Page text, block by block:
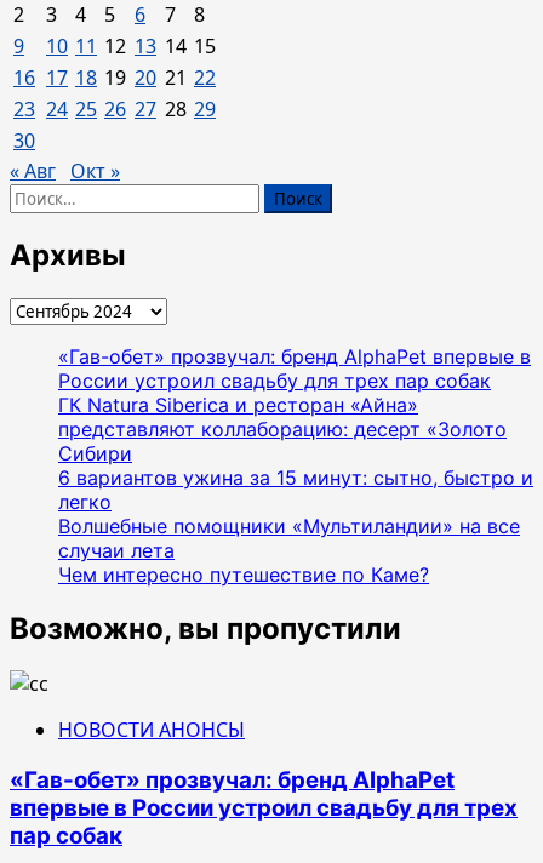
установили
всероссийский
рекорд
по
2
3 4 5 6 7
8
9
10 11 12 13 14 15
16 17 18 19 20 21 22
23 24 25 26 27 28 29
30
« Авг Окт »
Найти:
Архивы
Архивы
«Гав-обет» прозвучал: бренд AlphaPet впервые в
России устроил свадьбу для трех пар собак
ГК Natura Siberica и ресторан «Айна»
представляют коллаборацию: десерт «Золото
Сибири
6 вариантов ужина за 15 минут: сытно, быстро и
легко
Волшебные помощники «Мультиландии» на все
случаи лета
Чем интересно путешествие по Каме?
Возможно, вы пропустили
НОВОСТИ АНОНСЫ
«Гав-обет» прозвучал: бренд AlphaPet
впервые в России устроил свадьбу для трех
пар собак